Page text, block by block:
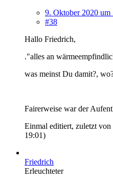
9. Oktober 2020 um
#38
Hallo Friedrich,
."alles an
was meinst Du damit?,
Fairerweise war der
Einmal editiert, zuletzt von
19:01)
Friedrich
Erleuchteter